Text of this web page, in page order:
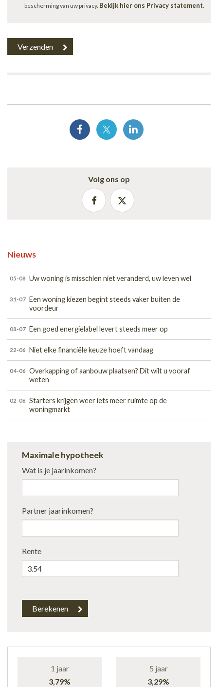
bescherming van uw privacy. Bekijk hier ons Privacy statement.
Volg ons op
Nieuws
05-08 Uw woning is misschien niet veranderd, uw leven wel
31-07 Een woning kiezen begint steeds vaker buiten de
voordeur
08-07 Een goed energielabel levert steeds meer op
22-06 Niet elke financiële keuze hoeft vandaag
04-06
Overkapping of aanbouw plaatsen? Dit wilt u vooraf
weten
02-06
Starters krijgen weer iets meer ruimte op de
woningmarkt
Maximale hypotheek
Wat is je jaarinkomen?
Partner jaarinkomen?
Rente
1 jaar
3,79%
5 jaar
3,29%